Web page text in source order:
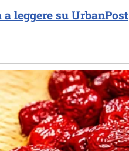
a leggere su UrbanPost